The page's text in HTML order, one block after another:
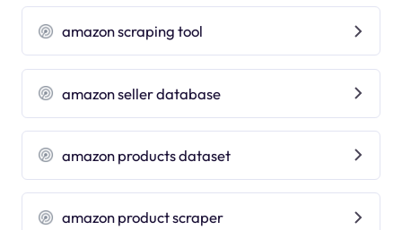
amazon scraping tool
amazon seller database
amazon products dataset
amazon product scraper